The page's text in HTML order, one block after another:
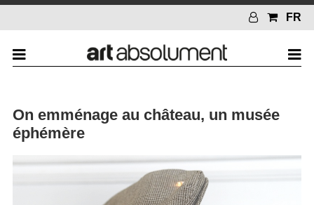
FR
On emménage au château, un musée
éphémère